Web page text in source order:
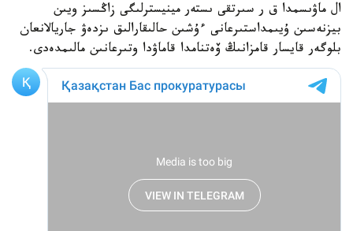
ال ماۋىسمدا ق ر سىرتقى ىستەر مينيسترلىگى زاڭسىز ويىن
بيزنەسىن ۇيىمداستىرعانى ءۇشىن حالىقارالىق ىزدەۋ جاريالانعان
بلوگەر قايسار قامزانىڭ ۆەتنامدا قاماۋدا وتىرعانىن مالىمدەدى.